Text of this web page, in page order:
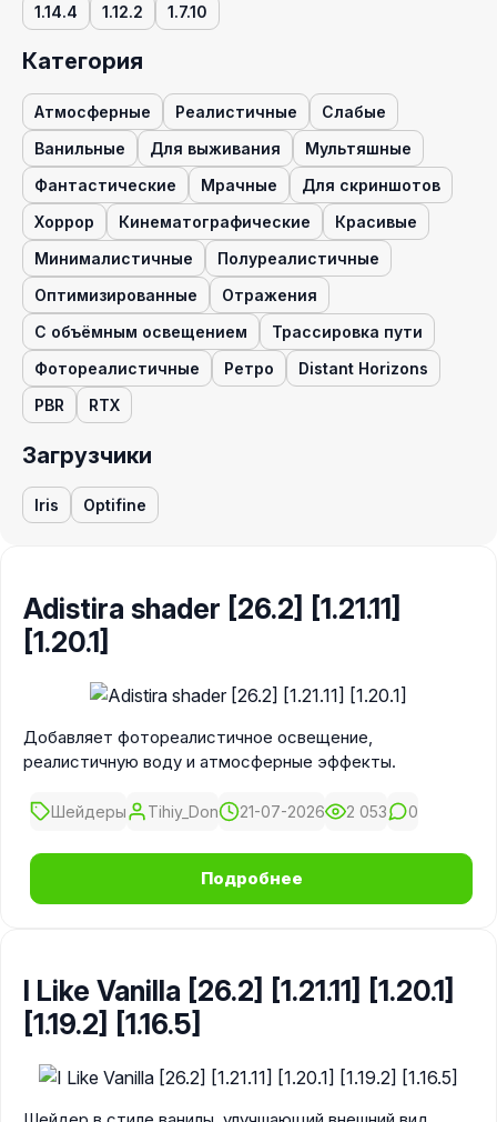
1.14.4
1.12.2 1.7.10
Категория
Атмосферные Реалистичные
Слабые
Ванильные
Для выживания
Мультяшные
Фантастические
Мрачные
Для скриншотов
Хоррор
Кинематографические
Красивые
Минималистичные
Полуреалистичные
Оптимизированные
Отражения
С объёмным освещением
Трассировка пути
Фотореалистичные
Ретро
Distant Horizons
PBR
RTX
Загрузчики
Iris Optifine
Adistira shader [26.2] [1.21.11]
[1.20.1]
Добавляет фотореалистичное освещение,
реалистичную воду и атмосферные эффекты.
Шейдеры Tihiy_Don 21-07-2026 2 053 0
Подробнее
I Like Vanilla [26.2] [1.21.11] [1.20.1]
[1.19.2] [1.16.5]